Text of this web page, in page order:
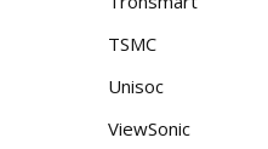
TSMC
Unisoc
ViewSonic